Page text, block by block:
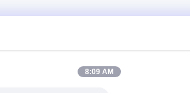
8:09 AM